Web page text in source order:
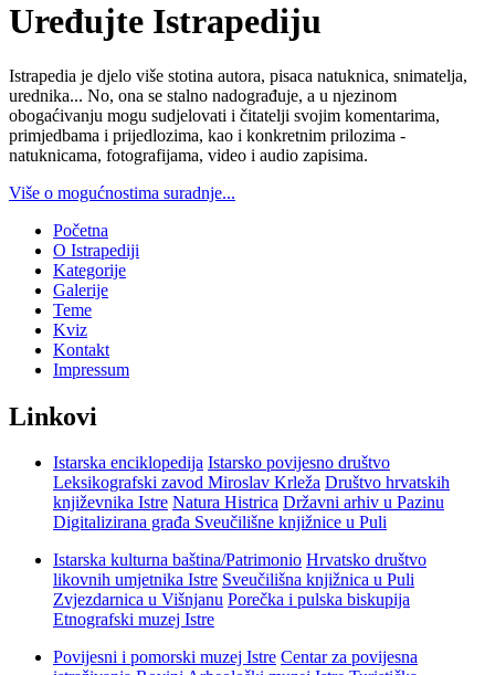
Uređujte Istrapediju
Istrapedia je djelo više stotina autora, pisaca natuknica, snimatelja,
urednika... No, ona se stalno nadograđuje, a u njezinom
obogaćivanju mogu sudjelovati i čitatelji svojim komentarima,
primjedbama i prijedlozima, kao i konkretnim prilozima -
natuknicama, fotografijama, video i audio zapisima.
Više o mogućnostima suradnje...
Početna
O Istrapediji
Kategorije
Galerije
Teme
Kviz
Kontakt
Impressum
Linkovi
Istarska enciklopedija Istarsko povijesno društvo
Leksikografski zavod Miroslav Krleža Društvo hrvatskih
književnika Istre Natura Histrica Državni arhiv u Pazinu
Digitalizirana građa Sveučilišne knjižnice u Puli
Istarska kulturna baština/Patrimonio Hrvatsko društvo
likovnih umjetnika Istre Sveučilišna knjižnica u Puli
Zvjezdarnica u Višnjanu Porečka i pulska biskupija
Etnografski muzej Istre
Povijesni i pomorski muzej Istre Centar za povijesna